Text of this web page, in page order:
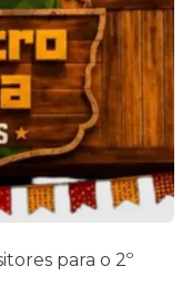
para o 2º